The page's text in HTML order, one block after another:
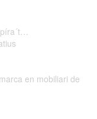
en mobiliari de